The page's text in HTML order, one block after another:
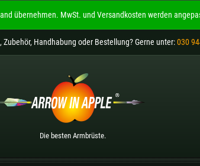
Die besten Armbrüste.
beiARROW IN APPLE
Die besten Armbrüste.
Bitte wählen Sie Ihre Sprache aus:
Deutsch (DE)
übernehmen. MwSt. und Versandkosten werden
Zubehör, Handhabung oder Bestellung? Gerne unter:030